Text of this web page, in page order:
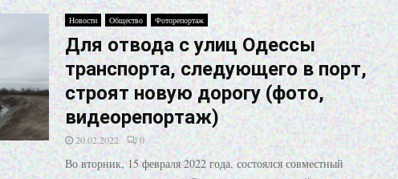
Новости Общество Фоторепортаж
Для отвода с улиц Одессы
транспорта, следующего в порт,
строят новую дорогу (фото,
видеорепортаж)
20.02.2022 0
Во вторник, 15 февраля 2022 года, состоялся совместный